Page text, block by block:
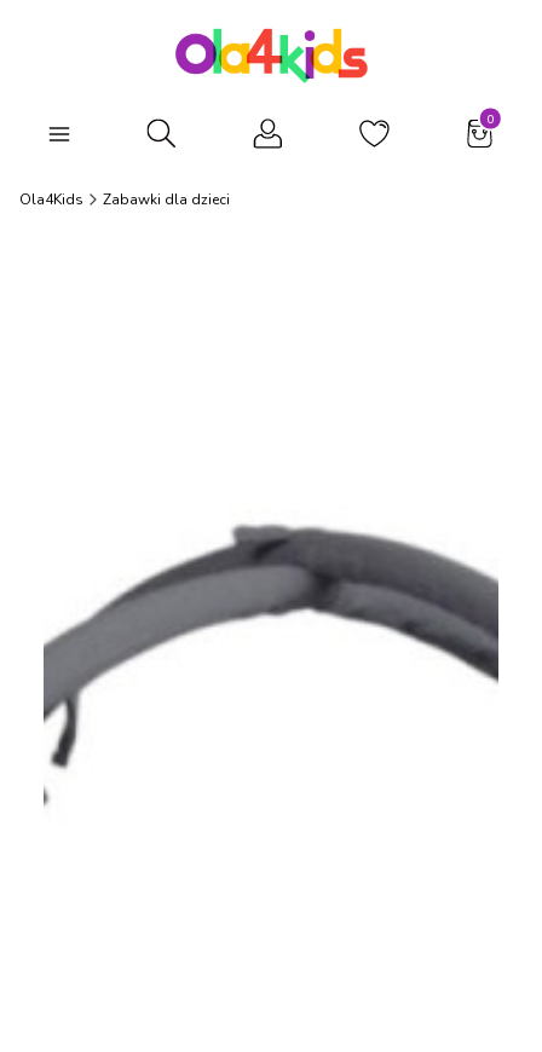
Otwórz wyszukiwarkę
Ola4Kids Zabawki dla dzieci